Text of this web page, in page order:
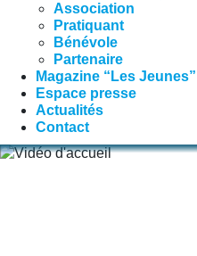
Association
Pratiquant
Bénévole
Partenaire
Magazine “Les Jeunes”
Espace presse
Actualités
Contact